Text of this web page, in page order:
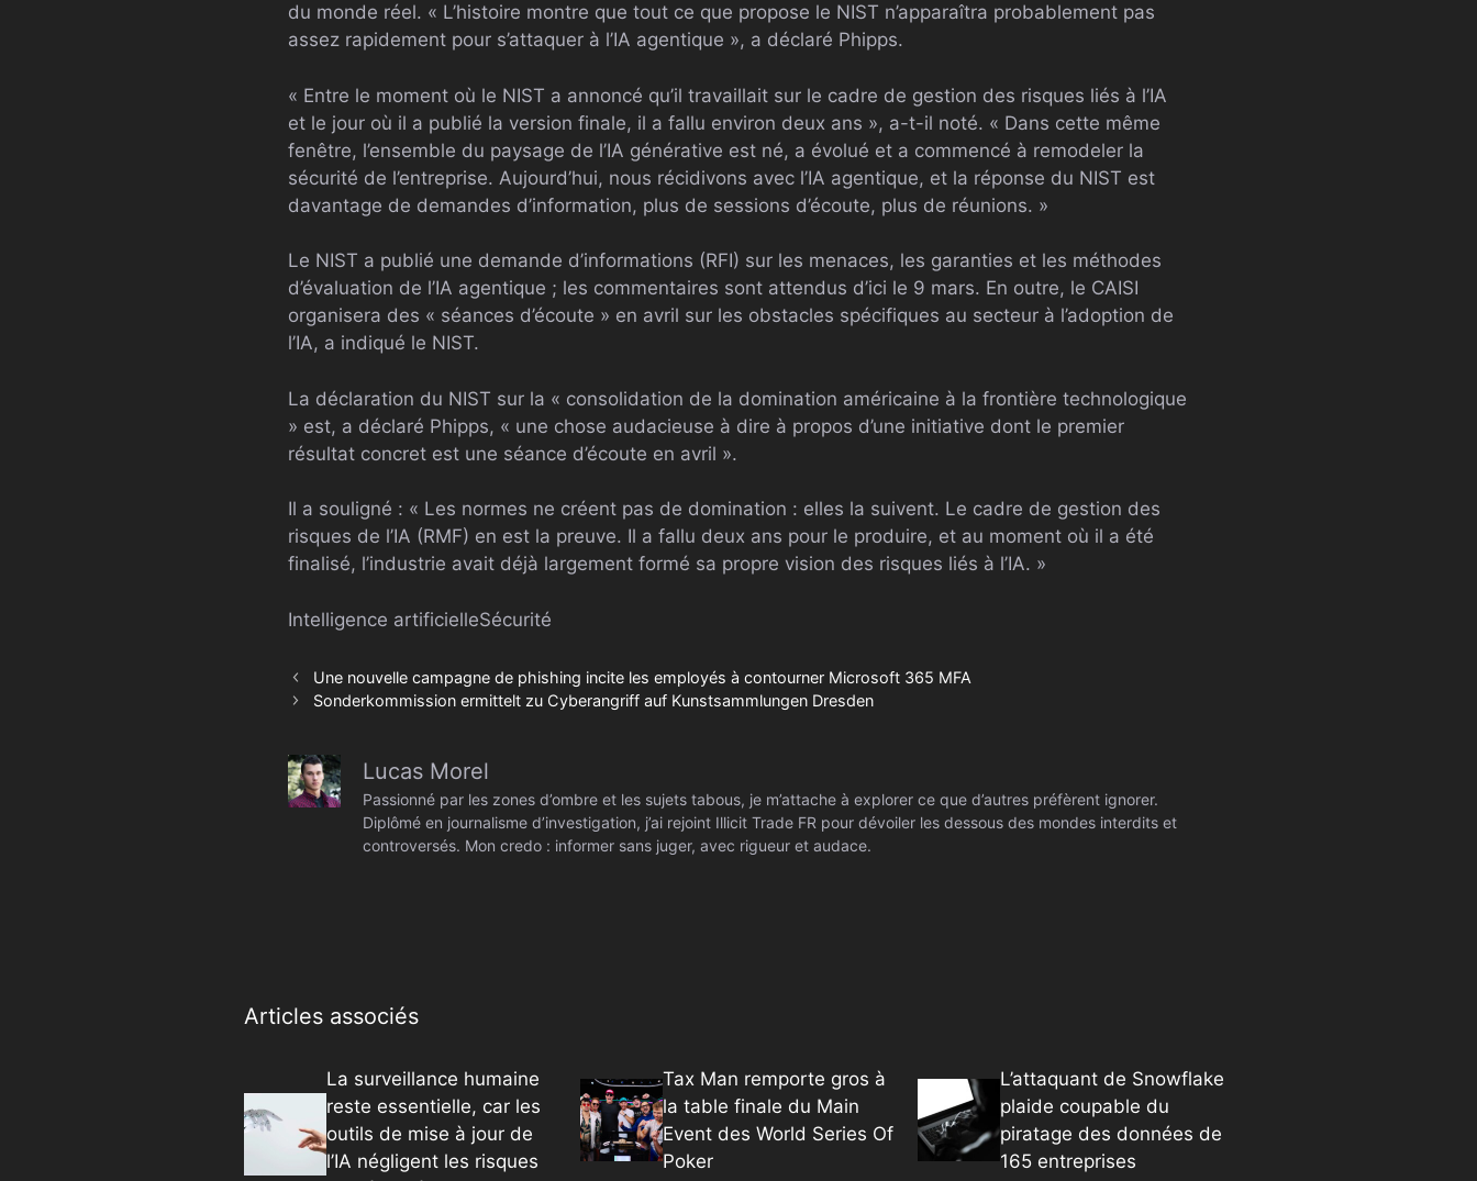
du monde réel. « L’histoire montre que tout ce que propose le NIST n’apparaîtra probablement pas
assez rapidement pour s’attaquer à l’IA agentique », a déclaré Phipps.
« Entre le moment où le NIST a annoncé qu’il travaillait sur le cadre de gestion des risques liés à l’IA
et le jour où il a publié la version finale, il a fallu environ deux ans », a-t-il noté. « Dans cette même
fenêtre, l’ensemble du paysage de l’IA générative est né, a évolué et a commencé à remodeler la
sécurité de l’entreprise. Aujourd’hui, nous récidivons avec l’IA agentique, et la réponse du NIST est
davantage de demandes d’information, plus de sessions d’écoute, plus de réunions. »
Le NIST a publié une demande d’informations (RFI) sur les menaces, les garanties et les méthodes
d’évaluation de l’IA agentique ; les commentaires sont attendus d’ici le 9 mars. En outre, le CAISI
organisera des « séances d’écoute » en avril sur les obstacles spécifiques au secteur à l’adoption de
l’IA, a indiqué le NIST.
La déclaration du NIST sur la « consolidation de la domination américaine à la frontière technologique
» est, a déclaré Phipps, « une chose audacieuse à dire à propos d’une initiative dont le premier
résultat concret est une séance d’écoute en avril ».
Il a souligné : « Les normes ne créent pas de domination : elles la suivent. Le cadre de gestion des
risques de l’IA (RMF) en est la preuve. Il a fallu deux ans pour le produire, et au moment où il a été
finalisé, l’industrie avait déjà largement formé sa propre vision des risques liés à l’IA. »
Intelligence artificielleSécurité
Une nouvelle campagne de phishing incite les employés à contourner Microsoft 365 MFA
Sonderkommission ermittelt zu Cyberangriff auf Kunstsammlungen Dresden
Lucas Morel
Passionné par les zones d’ombre et les sujets tabous, je m’attache à explorer ce que d’autres préfèrent ignorer.
Diplômé en journalisme d’investigation, j’ai rejoint Illicit Trade FR pour dévoiler les dessous des mondes interdits et
controversés. Mon credo : informer sans juger, avec rigueur et audace.
Articles associés
La surveillance humaine
reste essentielle, car les
outils de mise à jour de
l’IA négligent les risques
Tax Man remporte gros à
la table finale du Main
Event des World Series Of
Poker
L’attaquant de Snowflake
plaide coupable du
piratage des données de
165 entreprises